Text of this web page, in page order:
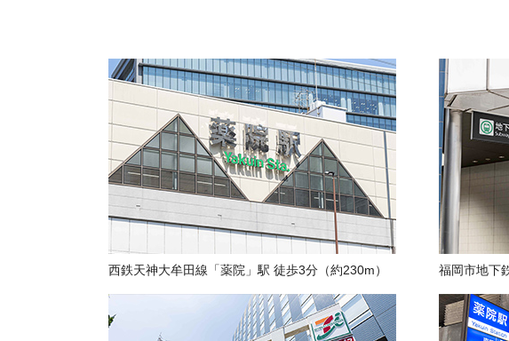
西鉄天神大牟田線「薬院」駅 徒歩3分（約230m） 福岡市地下